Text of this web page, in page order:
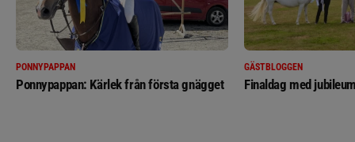
PONNYPAPPAN
Ponnypappan: Kärlek från första gnägget
GÄSTBLOGGEN
Finaldag med